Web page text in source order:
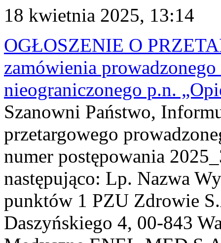
18 kwietnia 2025, 13:14
OGŁOSZENIE O
zamówienia
nieograniczonego p.n.
Szanowni Państwo,
przetargowego
numer postępowania
następująco: Lp. Nazwa
punktów 1 PZU Zdrowie
Daszyńskiego 4, 00-843